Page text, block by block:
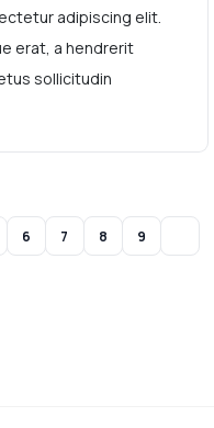
adipiscing elit.
erat, a hendrerit
sollicitudin
6 7 8 9